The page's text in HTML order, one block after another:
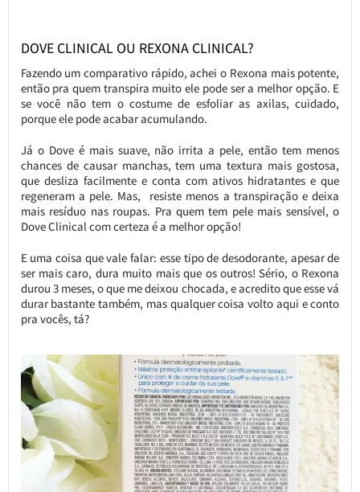
DOVE CLINICAL OU REXONA CLINICAL?
Fazendo um comparativo rápido, achei o Rexona mais potente,
então pra quem transpira muito ele pode ser a melhor opção. E
se você não tem o costume de esfoliar as axilas, cuidado,
porque ele pode acabar acumulando.
Já o Dove é mais suave, não irrita a pele, então tem menos
chances de causar manchas, tem uma textura mais gostosa,
que desliza facilmente e conta com ativos hidratantes e que
regeneram a pele. Mas, resiste menos a transpiração e deixa
mais resíduo nas roupas. Pra quem tem pele mais sensível, o
Dove Clinical com certeza é a melhor opção!
E uma coisa que vale falar: esse tipo de desodorante, apesar de
ser mais caro, dura muito mais que os outros! Sério, o Rexona
durou 3 meses, o que me deixou chocada, e acredito que esse vá
durar bastante também, mas qualquer coisa volto aqui e conto
pra vocês, tá?